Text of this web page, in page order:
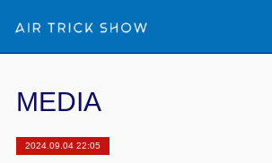
MEDIA
2024.09.04 22:05